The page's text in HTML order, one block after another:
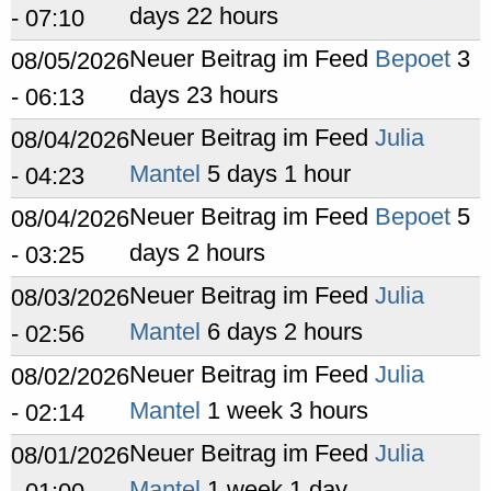
- 07:10
days 22 hours
08/05/2026
- 06:13
Neuer Beitrag im Feed Bepoet 3
days 23 hours
08/04/2026
- 04:23
Neuer Beitrag im Feed Julia
Mantel 5 days 1 hour
08/04/2026
- 03:25
Neuer Beitrag im Feed Bepoet 5
days 2 hours
08/03/2026
- 02:56
Neuer Beitrag im Feed Julia
Mantel 6 days 2 hours
08/02/2026
- 02:14
Neuer Beitrag im Feed Julia
Mantel 1 week 3 hours
08/01/2026Neuer Beitrag im Feed Julia